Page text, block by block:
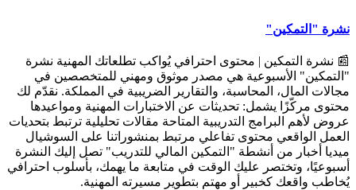
نشرة "التمكين"
📰 نشرة التمكين | محتوى احترافي يُواكب تطلعاتك المهنية نشرة
"التمكين" الأسبوعية هي مصدر موثوق ومهني للمتخصصين في
مجالات المال، المحاسبة، والتقارير الضريبية في المملكة. نقدّم لك
محتوى مركّزًا يشمل: تحديثات عن الاختبارات المهنية ومواعيدها
عروض لأهم البرامج التدريبية المتاحة مقالات تحليلية ترتبط بتحديات
العمل الواقعي محتوى تفاعلي مرتبط بمنشوراتنا على السوشيال
ميديا أخبار من أنشطة "التمكين المالي للتدريب" تصل إليك النشرة
أسبوعيًا، وتختصر عليك الوقت في متابعة ما يهمك، بأسلوب احترافي
يُخاطب واقعك كخبير أو مهتم بتطوير مسيرته المهنية.